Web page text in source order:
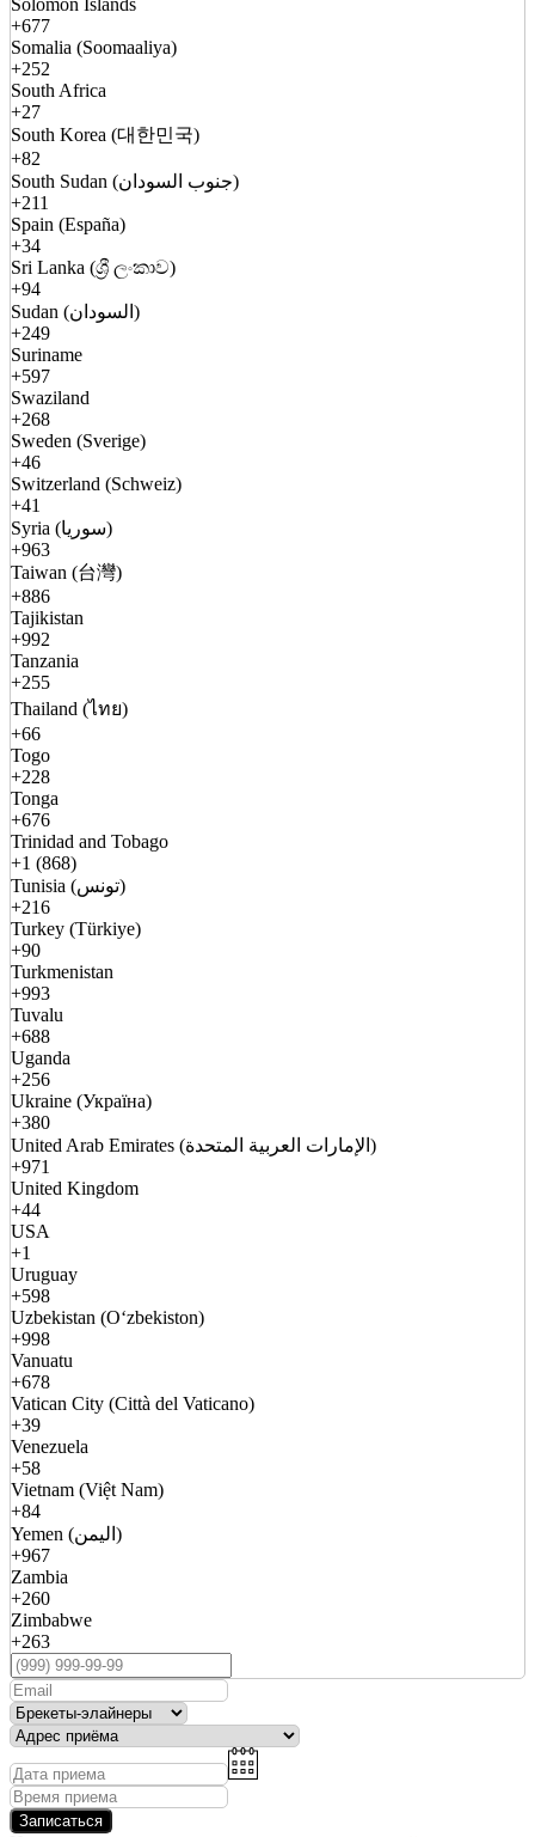
Solomon Islands
+677
Somalia (Soomaaliya)
+252
South Africa
+27
South Korea (대한민국)
+82
South Sudan (جنوب السودان)
+211
Spain (España)
+34
Sri Lanka (ශ්‍රී ලංකාව)
+94
Sudan (السودان)
+249
Suriname
+597
Swaziland
+268
Sweden (Sverige)
+46
Switzerland (Schweiz)
+41
Syria (سوريا)
+963
Taiwan (台灣)
+886
Tajikistan
+992
Tanzania
+255
Thailand (ไทย)
+66
Togo
+228
Tonga
+676
Trinidad and Tobago
+1 (868)
Tunisia (تونس)
+216
Turkey (Türkiye)
+90
Turkmenistan
+993
Tuvalu
+688
Uganda
+256
Ukraine (Україна)
+380
United Arab Emirates (الإمارات العربية المتحدة)
+971
United Kingdom
+44
USA
+1
Uruguay
+598
Uzbekistan (Oʻzbekiston)
+998
Vanuatu
+678
Vatican City (Città del Vaticano)
+39
Venezuela
+58
Vietnam (Việt Nam)
+84
Yemen (اليمن)
+967
Zambia
+260
Zimbabwe
+263
Записаться